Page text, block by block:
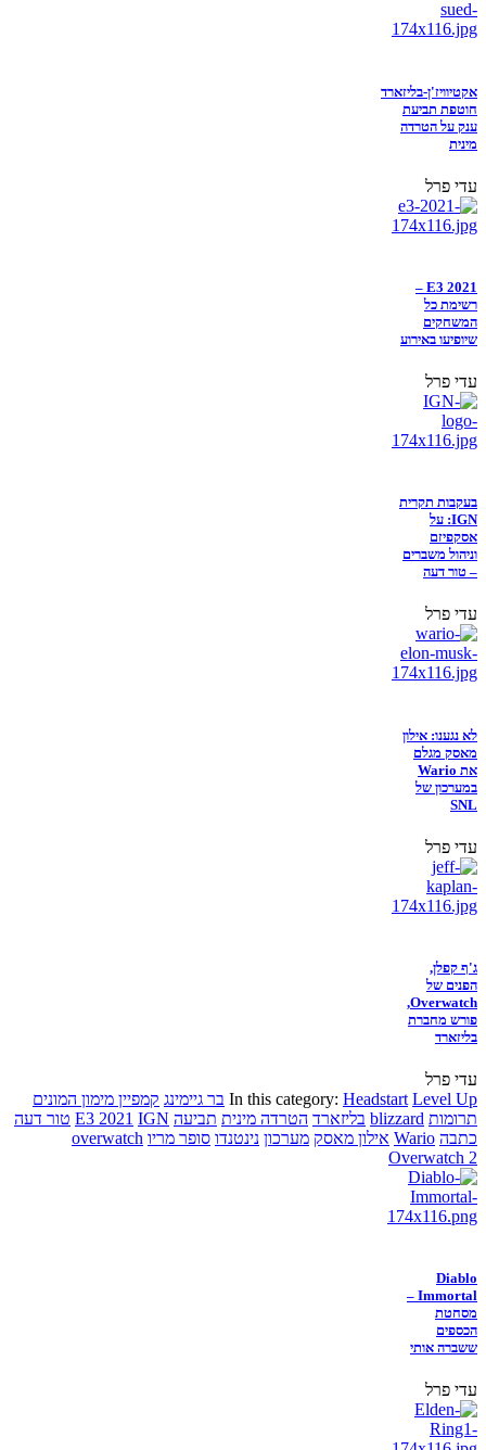
אקטיוויז'ן-בליזארד
חוטפת תביעת
ענק על הטרדה
מינית
עדי פרל
E3 2021 –
רשימת כל
המשחקים
שיופיעו באירוע
עדי פרל
בעקבות תקרית
IGN: על
אסקפיזם
וניהול משברים
– טור דעה
עדי פרל
לא נגענו: אילון
מאסק מגלם
את Wario
במערכון של
SNL
עדי פרל
ג'ף קפלן,
הפנים של
Overwatch,
פורש מחברת
בליזארד
עדי פרל
In this category: Headstart Level Up בר גיימינג קמפיין מימון המונים
תרומות blizzard בליזארד הטרדה מינית תביעה E3 2021 IGN
טור דעה
כתבה Wario אילון מאסק מערכון נינטנדו סופר מריו overwatch
Overwatch 2
Diablo
Immortal –
מסחטת
הכספים
ששברה אותי
עדי פרל